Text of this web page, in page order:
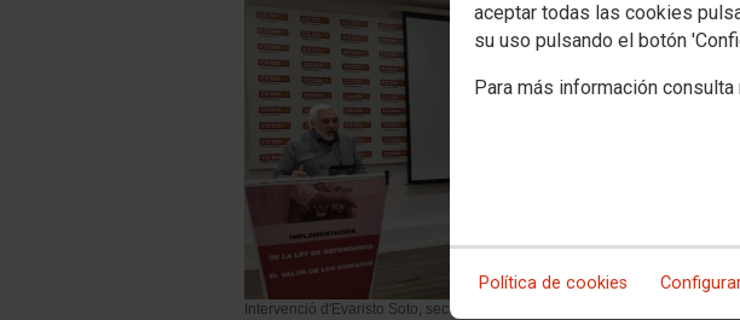
aceptar todas las cookies
su uso pulsando el botón
Para más información consulta
Política de cookies
Intervenció d'Evaristo Soto, secretari general de Pensionistes CCOO PV